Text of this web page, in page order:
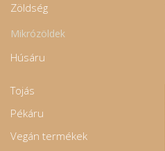
Zöldség
Mikrózöldek
Húsáru
Tojás
Pékáru
Vegán termékek